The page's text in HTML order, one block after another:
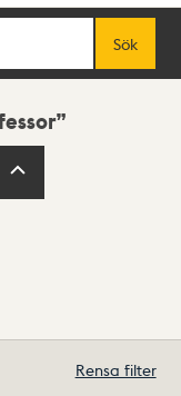
Sök
Rensa filter